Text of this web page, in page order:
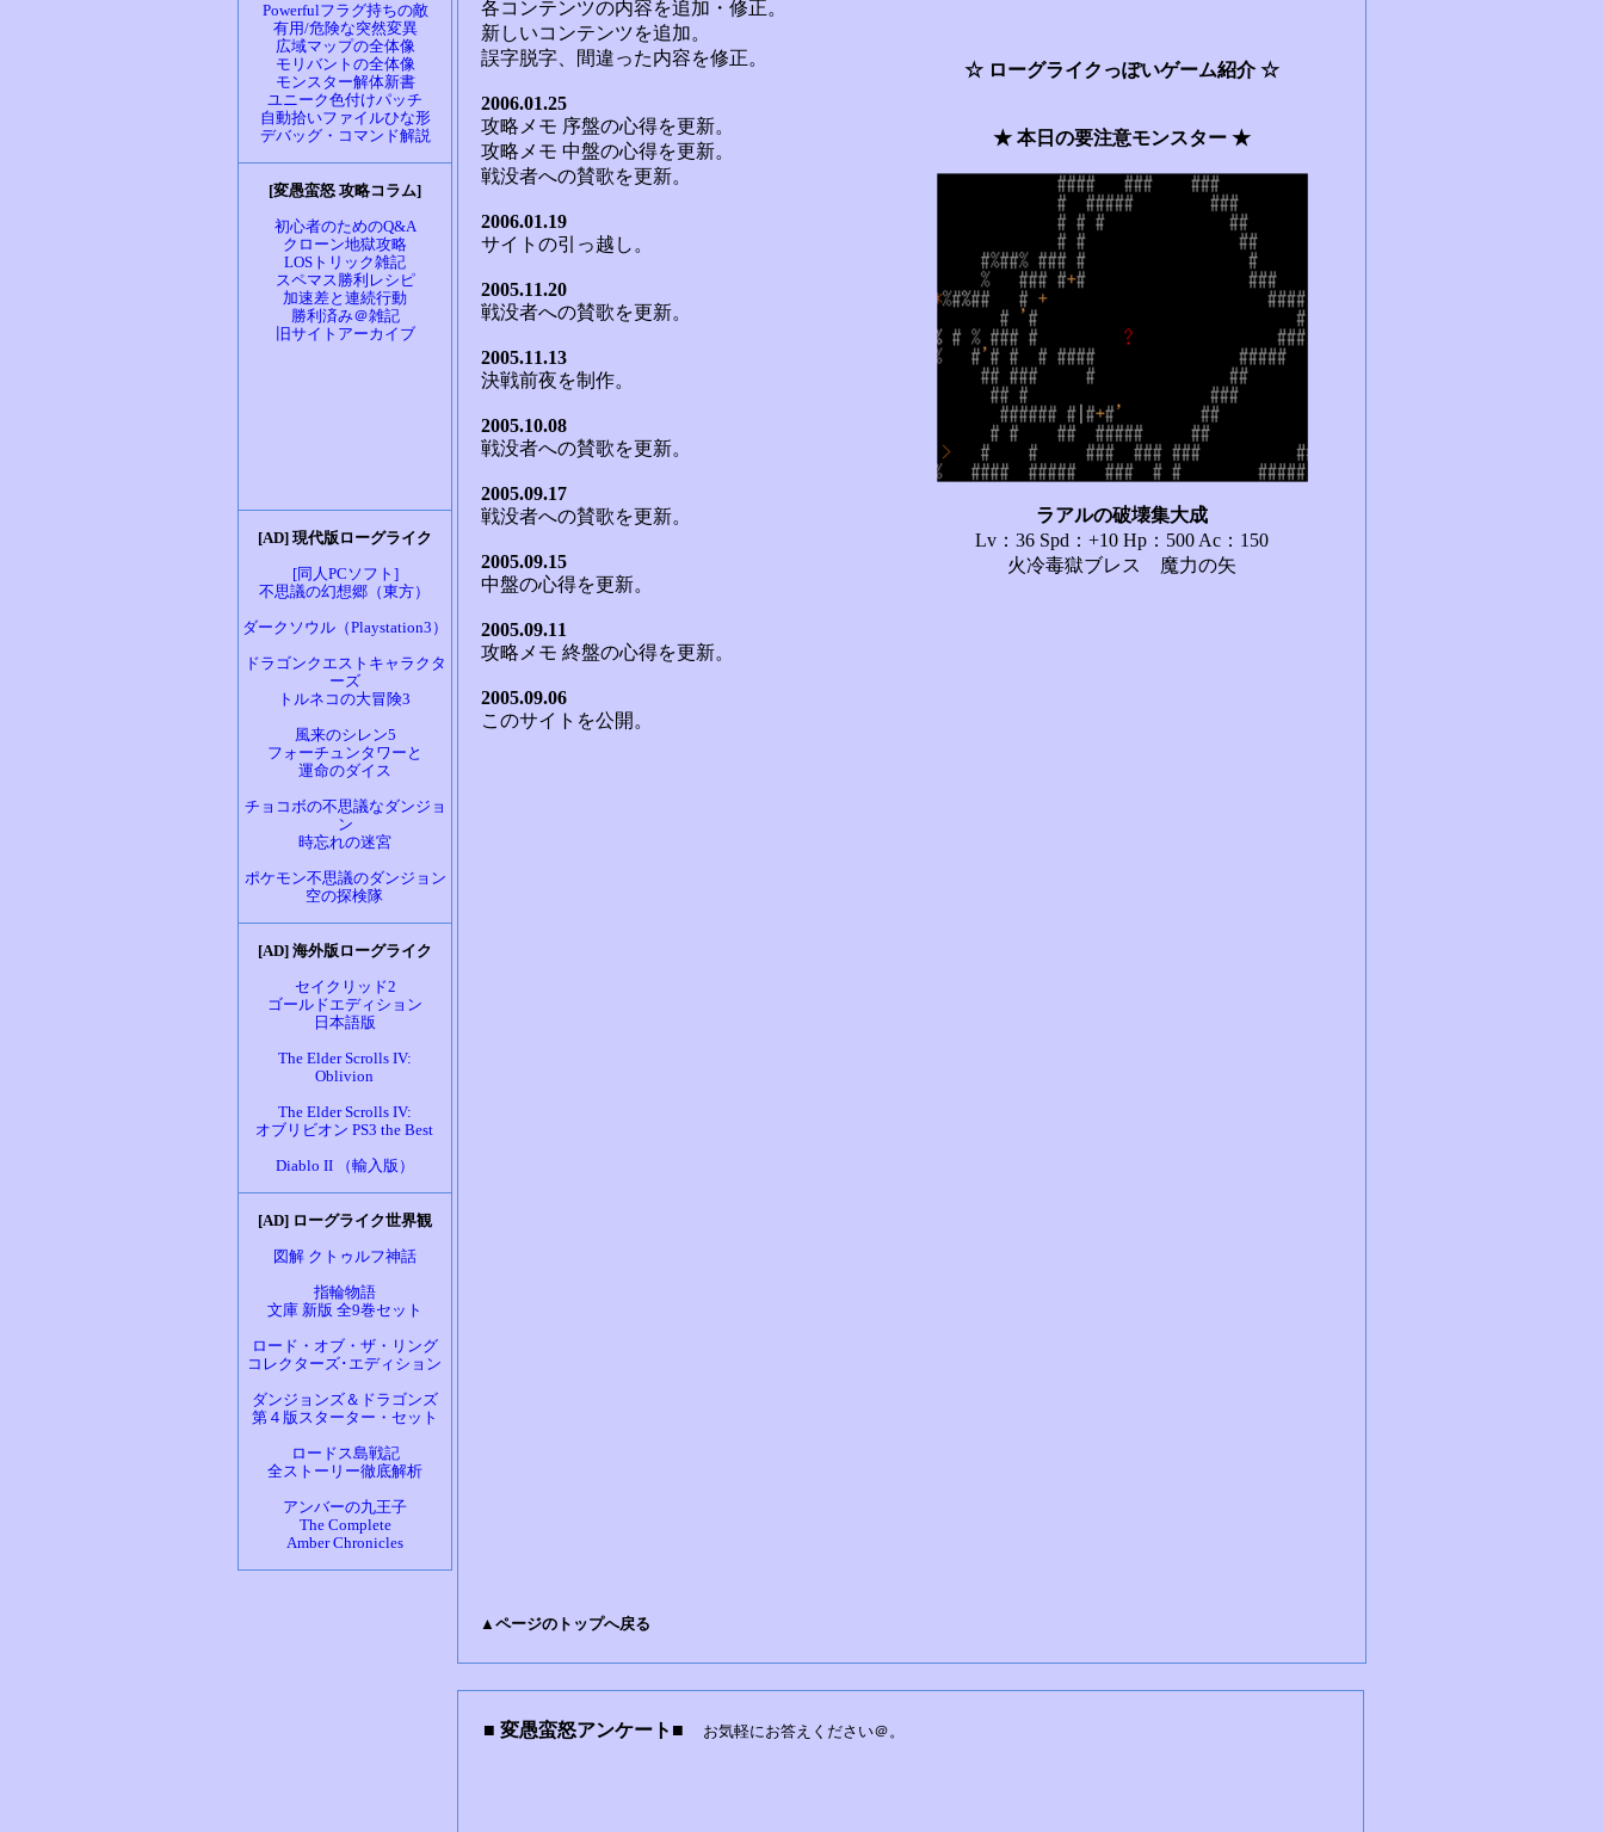
Powerfulフラグ持ちの敵
有用/危険な突然変異
広域マップの全体像
モリバントの全体像
モンスター解体新書
ユニーク色付けパッチ
自動拾いファイルひな形
デバッグ・コマンド解説
[変愚蛮怒 攻略コラム]
初心者のためのQ&A
クローン地獄攻略
LOSトリック雑記
スペマス勝利レシピ
加速差と連続行動
勝利済み＠雑記
旧サイトアーカイブ
[AD] 現代版ローグライク
[同人PCソフト]
不思議の幻想郷（東方）
ダークソウル（Playstation3）
ドラゴンクエストキャラクタ
ーズ
トルネコの大冒険3
風来のシレン5
フォーチュンタワーと
運命のダイス
チョコボの不思議なダンジョ
ン
時忘れの迷宮
ポケモン不思議のダンジョン
空の探検隊
[AD] 海外版ローグライク
セイクリッド2
ゴールドエディション
日本語版
The Elder Scrolls IV:
Oblivion
The Elder Scrolls IV:
オブリビオン PS3 the Best
Diablo II （輸入版）
[AD] ローグライク世界観
図解 クトゥルフ神話
指輪物語
文庫 新版 全9巻セット
ロード・オブ・ザ・リング
コレクターズ･エディション
ダンジョンズ＆ドラゴンズ
第４版スターター・セット
ロードス島戦記
全ストーリー徹底解析
アンバーの九王子
The Complete
Amber Chronicles
▲ページのトップへ戻る
■ 変愚蛮怒アンケート■ お気軽にお答えください＠。